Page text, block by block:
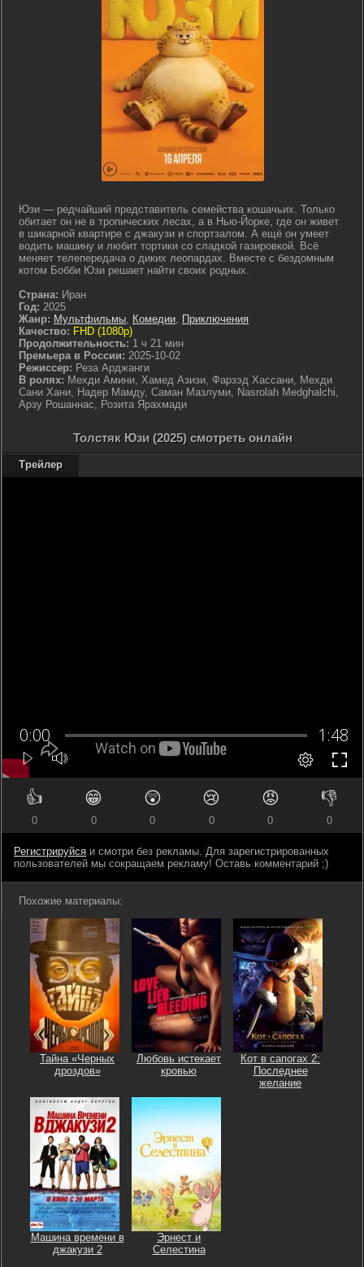
Юзи — редчайший представитель семейства кошачьих. Только
обитает он не в тропических лесах, а в Нью-Йорке, где он живет
в шикарной квартире с джакузи и спортзалом. А ещё он умеет
водить машину и любит тортики со сладкой газировкой. Всё
меняет телепередача о диких леопардах. Вместе с бездомным
котом Бобби Юзи решает найти своих родных.
Страна: Иран
Год: 2025
Жанр: Мультфильмы, Комедии, Приключения
Качество: FHD (1080p)
Продолжительность: 1 ч 21 мин
Премьера в России: 2025-10-02
Режиссер: Реза Арджанги
В ролях: Мехди Амини, Хамед Азизи, Фарзэд Хассани, Мехди
Сани Хани, Надер Мамду, Саман Мазлуми, Nasrolah Medghalchi,
Арзу Рошаннас, Розита Ярахмади
Толстяк Юзи (2025) смотреть онлайн
Трейлер
👍
0
😁
0
😲
0
😢
0
😡
0
👎
0
Регистрируйся и смотри без рекламы. Для зарегистрированных
пользователей мы сокращаем рекламу! Оставь комментарий ;)
Похожие материалы:
Тайна «Черных
дроздов»
Любовь истекает
кровью
Кот в сапогах 2:
Последнее
желание
Машина времени в
джакузи 2
Эрнест и
Селестина